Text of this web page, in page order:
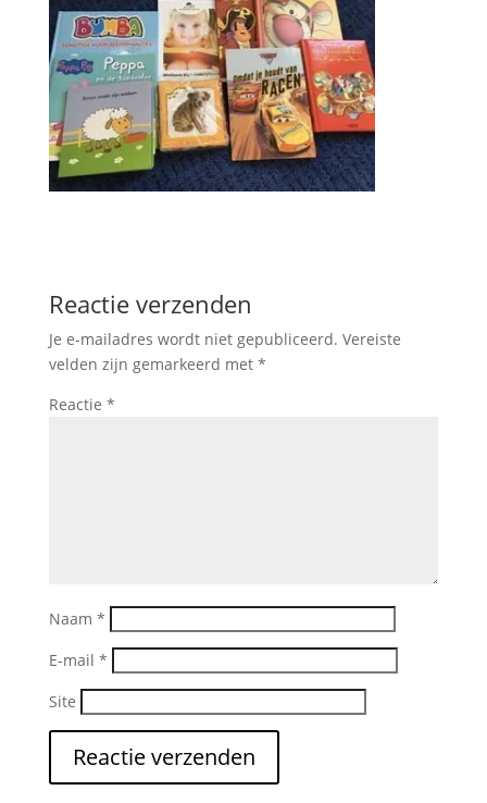
Reactie verzenden
Je e-mailadres wordt niet gepubliceerd. Vereiste
velden zijn gemarkeerd met *
Reactie *
Naam *
E-mail *
Site